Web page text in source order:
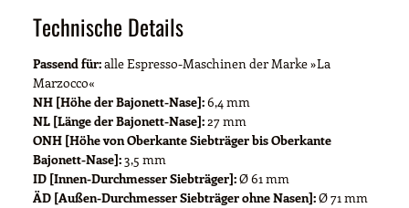
Technische Details
Passend für:alle Espresso-Maschinen der Marke »La
Marzocco«
NH [Höhe der Bajonett-Nase]:6,4 mm
NL [Länge der Bajonett-Nase]:27 mm
ONH [Höhe von Oberkante Siebträger bis Oberkante
Bajonett-Nase]:3,5 mm
ID [Innen-Durchmesser Siebträger]:Ø 61 mm
ÄD [Außen-Durchmesser Siebträger ohne Nasen]:Ø 71 mm